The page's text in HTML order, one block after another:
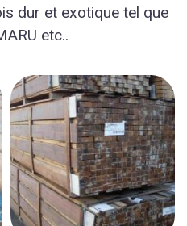
dur et exotique tel que
etc..